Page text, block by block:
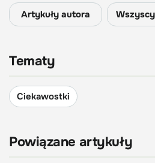
Artykuły autora
Tematy
Ciekawostki
Powiązane artykuły